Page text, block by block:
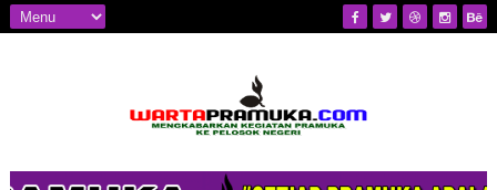
Pelosok Negeri